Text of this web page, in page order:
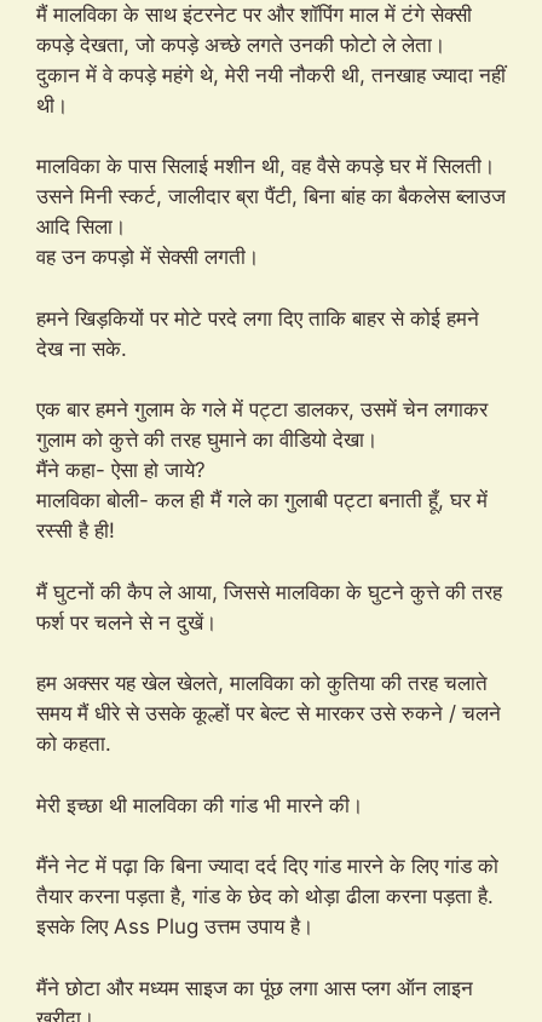
मैं मालविका के साथ इंटरनेट पर और शॉपिंग माल में टंगे सेक्सी
कपड़े देखता, जो कपड़े अच्छे लगते उनकी फोटो ले लेता।
दुकान में वे कपड़े महंगे थे, मेरी नयी नौकरी थी, तनखाह ज्यादा नहीं
थी।
मालविका के पास सिलाई मशीन थी, वह वैसे कपड़े घर में सिलती।
उसने मिनी स्कर्ट, जालीदार ब्रा पैंटी, बिना बांह का बैकलेस ब्लाउज
आदि सिला।
वह उन कपड़ो में सेक्सी लगती।
हमने खिड़कियों पर मोटे परदे लगा दिए ताकि बाहर से कोई हमने
देख ना सके.
एक बार हमने गुलाम के गले में पट्टा डालकर, उसमें चेन लगाकर
गुलाम को कुत्ते की तरह घुमाने का वीडियो देखा।
मैंने कहा- ऐसा हो जाये?
मालविका बोली- कल ही मैं गले का गुलाबी पट्टा बनाती हूँ, घर में
रस्सी है ही!
मैं घुटनों की कैप ले आया, जिससे मालविका के घुटने कुत्ते की तरह
फर्श पर चलने से न दुखें।
हम अक्सर यह खेल खेलते, मालविका को कुतिया की तरह चलाते
समय मैं धीरे से उसके कूल्हों पर बेल्ट से मारकर उसे रुकने / चलने
को कहता.
मेरी इच्छा थी मालविका की गांड भी मारने की।
मैंने नेट में पढ़ा कि बिना ज्यादा दर्द दिए गांड मारने के लिए गांड को
तैयार करना पड़ता है, गांड के छेद को थोड़ा ढीला करना पड़ता है.
इसके लिए Ass Plug उत्तम उपाय है।
मैंने छोटा और मध्यम साइज का पूंछ लगा आस प्लग ऑन लाइन